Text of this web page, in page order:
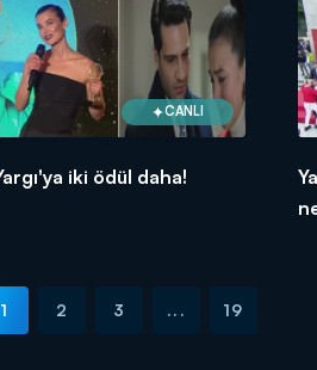
CANLI
iki ödül daha!
1 2 3 ... 19